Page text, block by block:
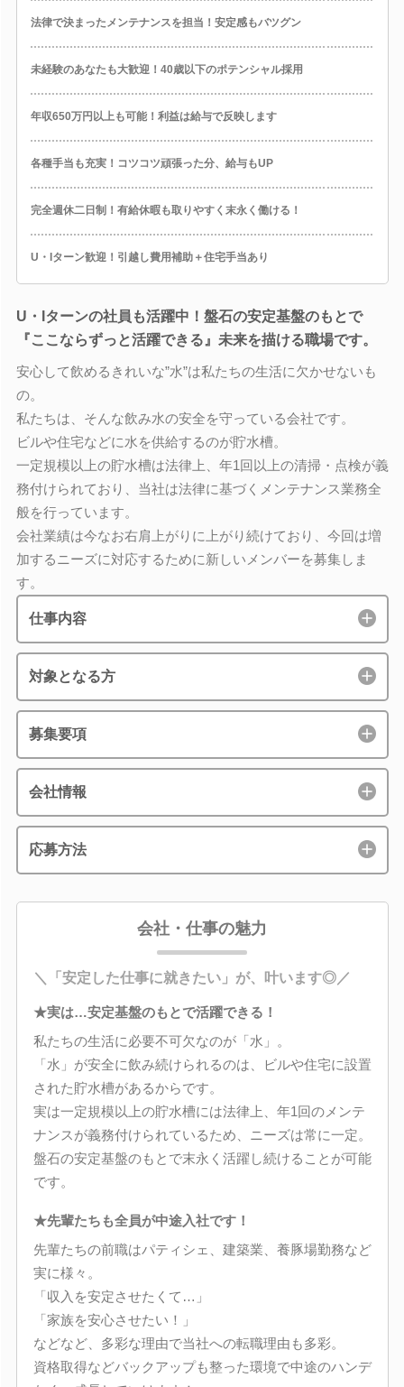
法律で決まったメンテナンスを担当！安定感もバツグン
未経験のあなたも大歓迎！40歳以下のポテンシャル採用
年収650万円以上も可能！利益は給与で反映します
各種手当も充実！コツコツ頑張った分、給与もUP
完全週休二日制！有給休暇も取りやすく末永く働ける！
U・Iターン歓迎！引越し費用補助＋住宅手当あり
U・Iターンの社員も活躍中！盤石の安定基盤のもとで
『ここならずっと活躍できる』未来を描ける職場です。
安心して飲めるきれいな”水”は私たちの生活に欠かせないも
の。
私たちは、そんな飲み水の安全を守っている会社です。
ビルや住宅などに水を供給するのが貯水槽。
一定規模以上の貯水槽は法律上、年1回以上の清掃・点検が義
務付けられており、当社は法律に基づくメンテナンス業務全
般を行っています。
会社業績は今なお右肩上がりに上がり続けており、今回は増
加するニーズに対応するために新しいメンバーを募集しま
す。
仕事内容
対象となる方
募集要項
会社情報
応募方法
会社・仕事の魅力
＼「安定した仕事に就きたい」が、叶います◎／
★実は…安定基盤のもとで活躍できる！
私たちの生活に必要不可欠なのが「水」。
「水」が安全に飲み続けられるのは、ビルや住宅に設置
された貯水槽があるからです。
実は一定規模以上の貯水槽には法律上、年1回のメンテ
ナンスが義務付けられているため、ニーズは常に一定。
盤石の安定基盤のもとで末永く活躍し続けることが可能
です。
★先輩たちも全員が中途入社です！
先輩たちの前職はパティシェ、建築業、養豚場勤務など
実に様々。
「収入を安定させたくて…」
「家族を安心させたい！」
などなど、多彩な理由で当社への転職理由も多彩。
資格取得などバックアップも整った環境で中途のハンデ